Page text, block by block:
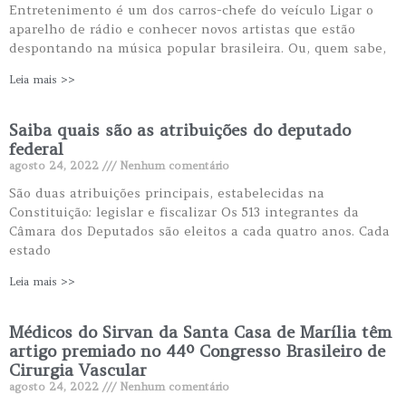
Entretenimento é um dos carros-chefe do veículo Ligar o
aparelho de rádio e conhecer novos artistas que estão
despontando na música popular brasileira. Ou, quem sabe,
Leia mais >>
Saiba quais são as atribuições do deputado
federal
agosto 24, 2022 Nenhum comentário
São duas atribuições principais, estabelecidas na
Constituição: legislar e fiscalizar Os 513 integrantes da
Câmara dos Deputados são eleitos a cada quatro anos. Cada
estado
Leia mais >>
Médicos do Sirvan da Santa Casa de Marília têm
artigo premiado no 44º Congresso Brasileiro de
Cirurgia Vascular
agosto 24, 2022 Nenhum comentário